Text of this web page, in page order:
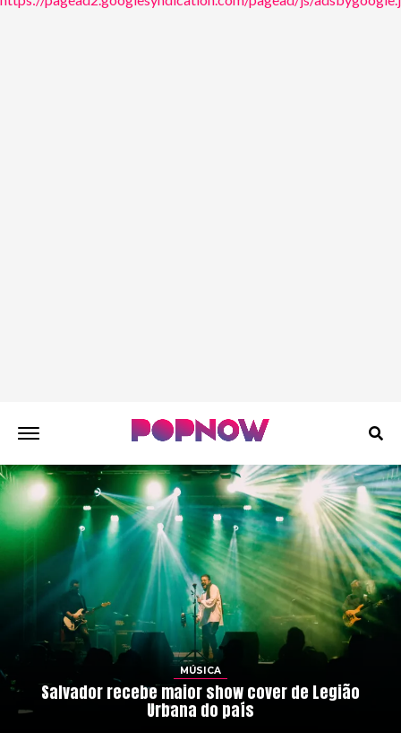
MÚSICA
Salvador recebe maior show cover de Legião
Urbana do país